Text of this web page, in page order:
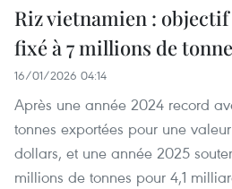
Riz vietnamien :
fixé à 7 millions de
16/01/2026 04:14
Après une année 2024 record
tonnes exportées pour une
dollars, et une année 2025
millions de tonnes pour 4,1